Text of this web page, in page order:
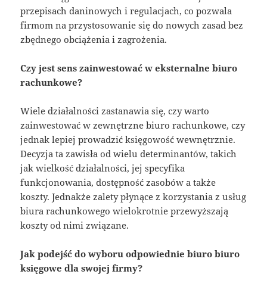
przepisach daninowych i regulacjach, co pozwala
firmom na przystosowanie się do nowych zasad bez
zbędnego obciążenia i zagrożenia.
Czy jest sens zainwestować w eksternalne biuro
rachunkowe?
Wiele działalności zastanawia się, czy warto
zainwestować w zewnętrzne biuro rachunkowe, czy
jednak lepiej prowadzić księgowość wewnętrznie.
Decyzja ta zawisła od wielu determinantów, takich
jak wielkość działalności, jej specyfika
funkcjonowania, dostępność zasobów a także
koszty. Jednakże zalety płynące z korzystania z usług
biura rachunkowego wielokrotnie przewyższają
koszty od nimi związane.
Jak podejść do wyboru odpowiednie biuro biuro
księgowe dla swojej firmy?